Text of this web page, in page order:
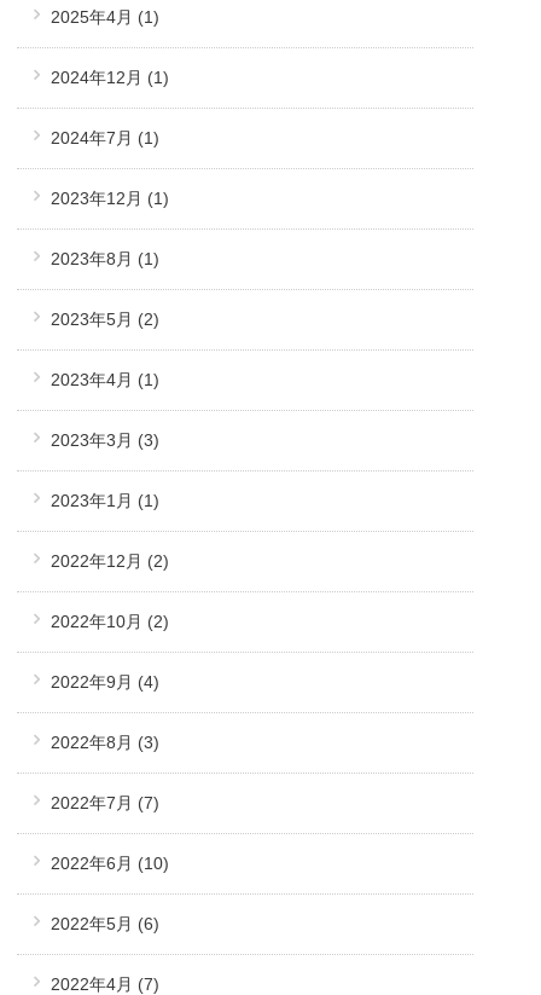
2025年4月 (1)
2024年12月 (1)
2024年7月 (1)
2023年12月 (1)
2023年8月 (1)
2023年5月 (2)
2023年4月 (1)
2023年3月 (3)
2023年1月 (1)
2022年12月 (2)
2022年10月 (2)
2022年9月 (4)
2022年8月 (3)
2022年7月 (7)
2022年6月 (10)
2022年5月 (6)
2022年4月 (7)